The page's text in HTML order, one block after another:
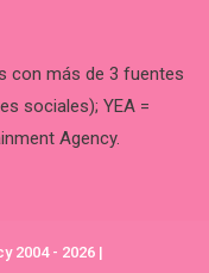
con más de 3 fuentes
sociales); YEA =
Agency.
2004 - 2026 |